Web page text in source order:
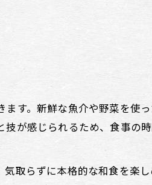
す。新鮮な魚介や野菜を使
が感じられるため、食事の
取らずに本格的な和食を楽